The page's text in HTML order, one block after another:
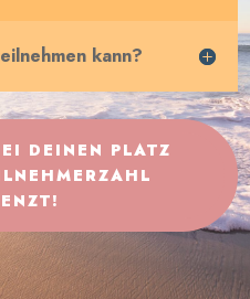
kann?
DEINEN PLATZ